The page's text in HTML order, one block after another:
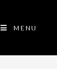
MENU